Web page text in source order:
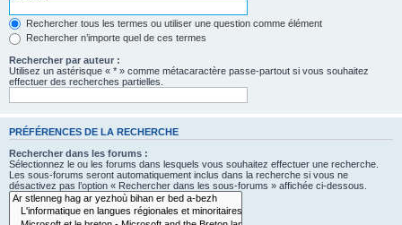
Rechercher tous les termes ou utiliser une question comme élément
Rechercher n’importe quel de ces termes
Rechercher par auteur :
Utilisez un astérisque « * » comme métacaractère passe-partout si vous souhaitez
effectuer des recherches partielles.
PRÉFÉRENCES DE LA RECHERCHE
Rechercher dans les forums :
Sélectionnez le ou les forums dans lesquels vous souhaitez effectuer une recherche.
Les sous-forums seront automatiquement inclus dans la recherche si vous ne
désactivez pas l’option « Rechercher dans les sous-forums » affichée ci-dessous.